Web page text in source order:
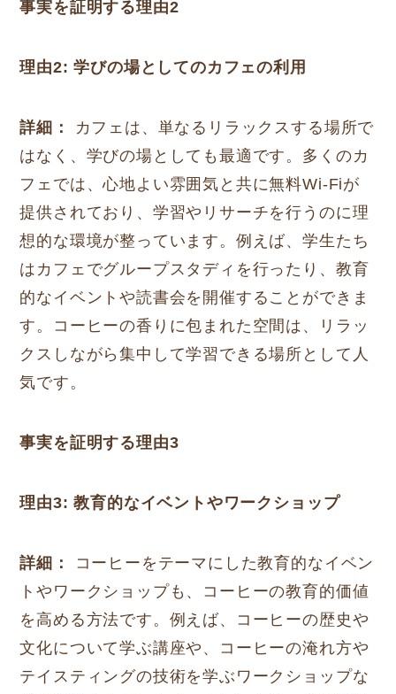
事実を証明する理由2
理由2: 学びの場としてのカフェの利用
詳細：
カフェは、単なるリラックスする場所で
はなく、学びの場としても最適です。多くのカ
フェでは、心地よい雰囲気と共に無料Wi-Fiが
提供されており、学習やリサーチを行うのに理
想的な環境が整っています。例えば、学生たち
はカフェでグループスタディを行ったり、教育
的なイベントや読書会を開催することができま
す。コーヒーの香りに包まれた空間は、リラッ
クスしながら集中して学習できる場所として人
気です。
事実を証明する理由3
理由3: 教育的なイベントやワークショップ
詳細：
コーヒーをテーマにした教育的なイベン
トやワークショップも、コーヒーの教育的価値
を高める方法です。例えば、コーヒーの歴史や
文化について学ぶ講座や、コーヒーの淹れ方や
テイスティングの技術を学ぶワークショップな